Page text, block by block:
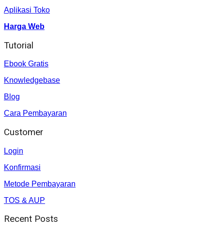
Aplikasi Toko
Harga Web
Tutorial
Ebook Gratis
Knowledgebase
Blog
Cara Pembayaran
Customer
Login
Konfirmasi
Metode Pembayaran
TOS & AUP
Recent Posts